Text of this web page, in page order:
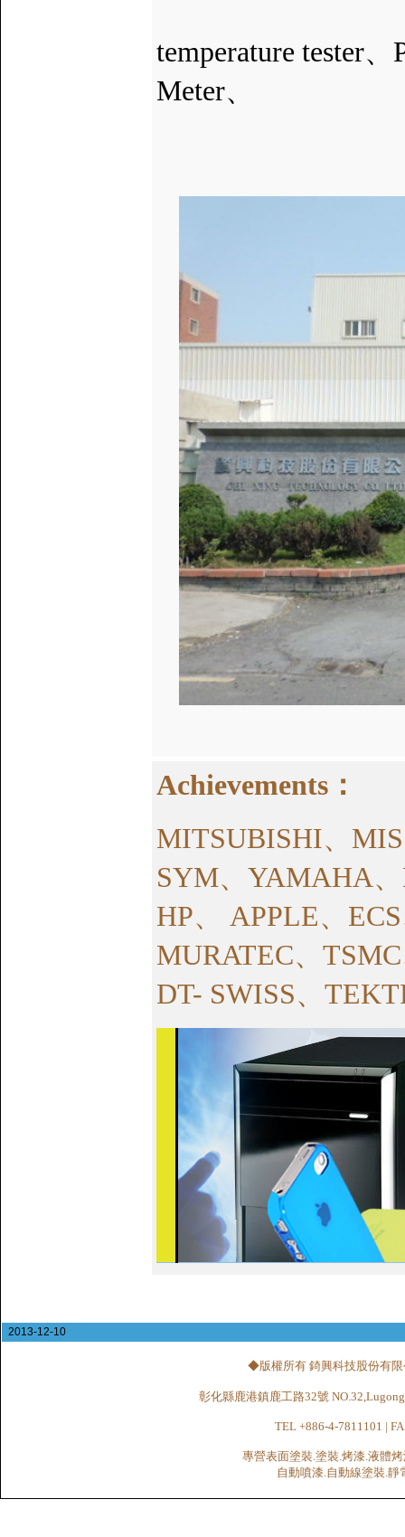
temperature tester、
Meter、
Achievements：
MITSUBISHI、
SYM、YAMAHA
HP、 APPLE、
MURATEC、
DT- SWISS、
2013-12-10
◆版權所有 錡興科技股份有限
彰化縣鹿港鎮鹿工路32號
TEL +886-4-7811101 |
專營表面塗裝.塗裝.烤漆.液體
自動噴漆.自動線塗裝.